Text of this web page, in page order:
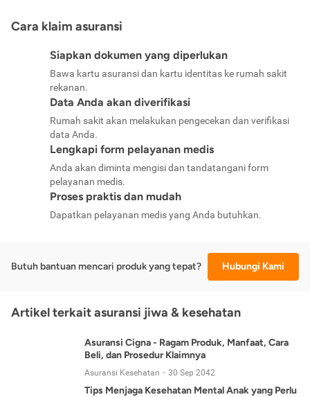
Cara klaim asuransi
Siapkan dokumen yang diperlukan
Bawa kartu asuransi dan kartu identitas ke rumah sakit
rekanan.
Data Anda akan diverifikasi
Rumah sakit akan melakukan pengecekan dan verifikasi
data Anda.
Lengkapi form pelayanan medis
Anda akan diminta mengisi dan tandatangani form
pelayanan medis.
Proses praktis dan mudah
Dapatkan pelayanan medis yang Anda butuhkan.
Butuh bantuan mencari produk yang tepat? Hubungi Kami
Artikel terkait asuransi jiwa & kesehatan
Asuransi Cigna - Ragam Produk, Manfaat, Cara
Beli, dan Prosedur Klaimnya
Asuransi Kesehatan 30 Sep 2042
Tips Menjaga Kesehatan Mental Anak yang Perlu